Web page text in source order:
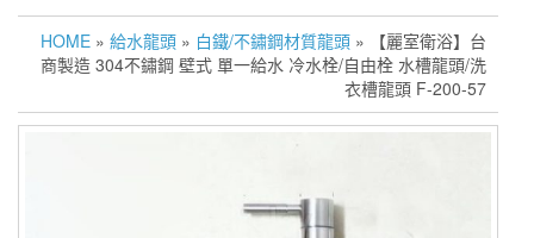
HOME » 給水龍頭 » 白鐵/不鏽鋼材質龍頭 » 【麗室衛浴】台
商製造 304不鏽鋼 壁式 單一給水 冷水栓/自由栓 水槽龍頭/洗
衣槽龍頭 F-200-57